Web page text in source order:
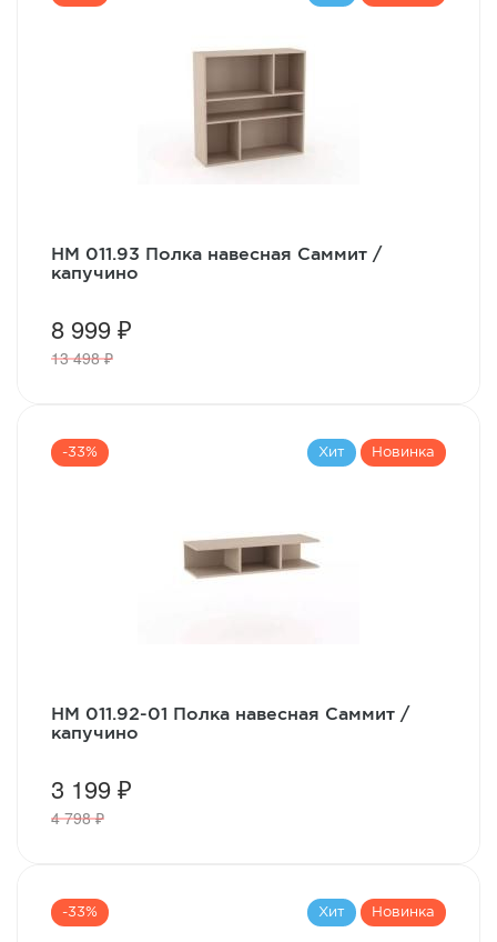
НМ 011.93 Полка навесная Саммит /
капучино
8 999 ₽
13 498 ₽
-33% Хит Новинка
НМ 011.92-01 Полка навесная Саммит /
капучино
3 199 ₽
4 798 ₽
-33% Хит Новинка